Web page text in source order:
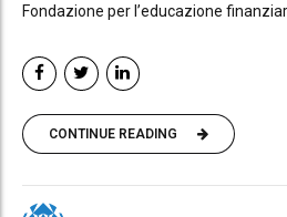
Fondazione per l’educazione
CONTINUE READING